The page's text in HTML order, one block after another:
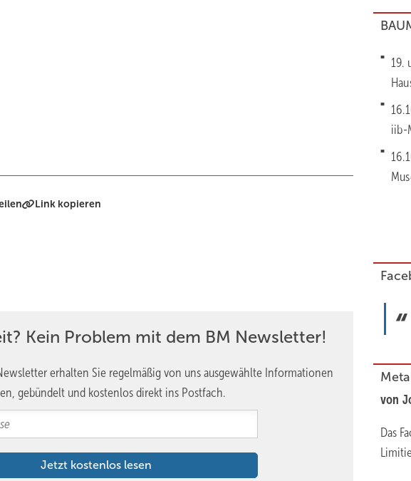
Link kopieren
Kein Problem mit dem BM Newsletter!
erhalten Sie regelmäßig von uns ausgewählte Informationen
gebündelt und kostenlos direkt ins Postfach.
19.
iib-
von
Das